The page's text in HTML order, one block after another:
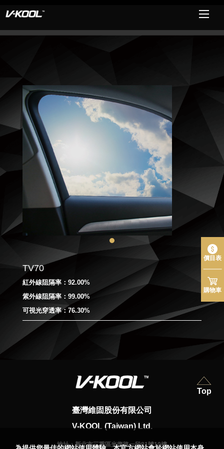
TV70
紅外線阻隔率：92.00%
紫外線阻隔率：99.00%
可視光穿透率：76.30%
臺灣維固股份有限公司
V-KOOL (Taiwan) Ltd.
地址：新北市三重區光復路一段81號10樓
Top
價目表
購物車